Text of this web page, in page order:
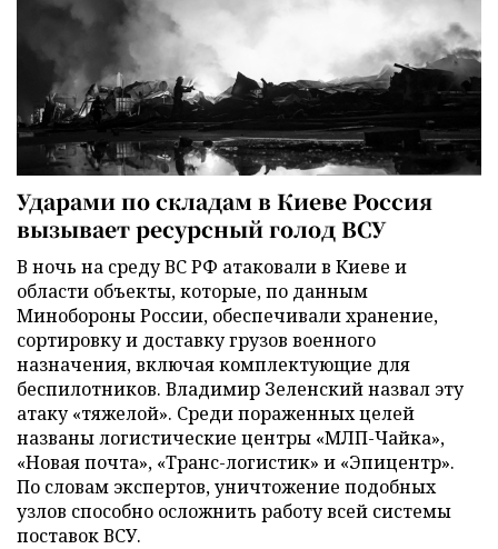
Ударами по складам в Киеве Россия
вызывает ресурсный голод ВСУ
В ночь на среду ВС РФ атаковали в Киеве и
области объекты, которые, по данным
Минобороны России, обеспечивали хранение,
сортировку и доставку грузов военного
назначения, включая комплектующие для
беспилотников. Владимир Зеленский назвал эту
атаку «тяжелой». Среди пораженных целей
названы логистические центры «МЛП-Чайка»,
«Новая почта», «Транс-логистик» и «Эпицентр».
По словам экспертов, уничтожение подобных
узлов способно осложнить работу всей системы
поставок ВСУ.